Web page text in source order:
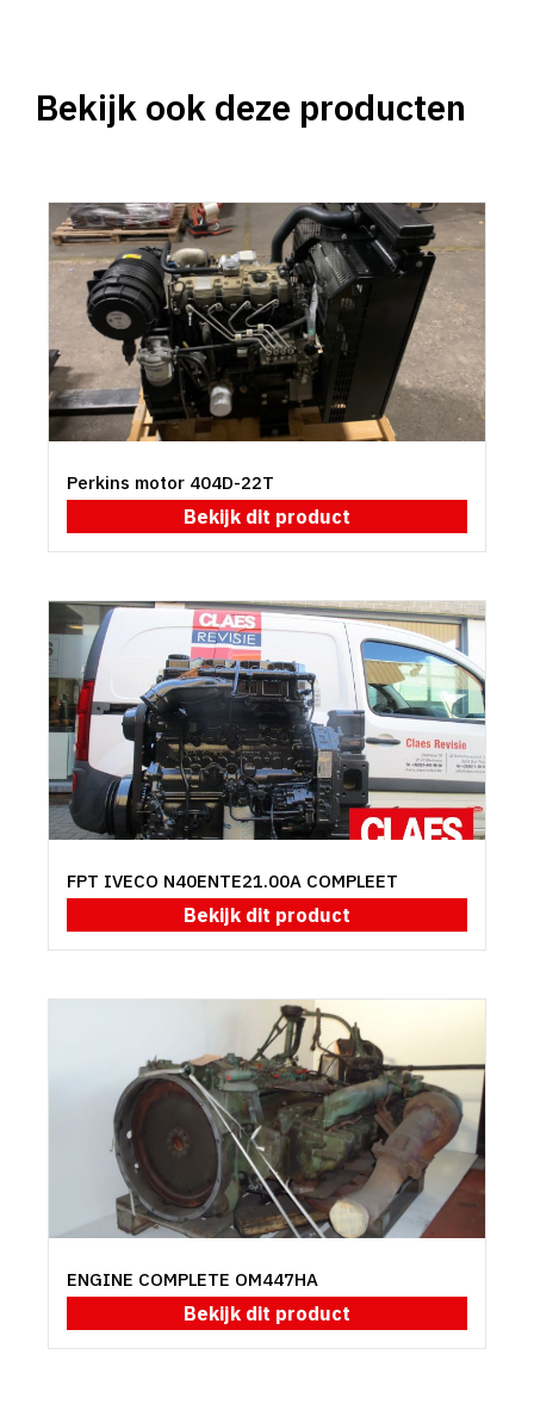
Bekijk ook deze producten
Perkins motor 404D-22T
Bekijk dit product
FPT IVECO N40ENTE21.00A COMPLEET
Bekijk dit product
ENGINE COMPLETE OM447HA
Bekijk dit product